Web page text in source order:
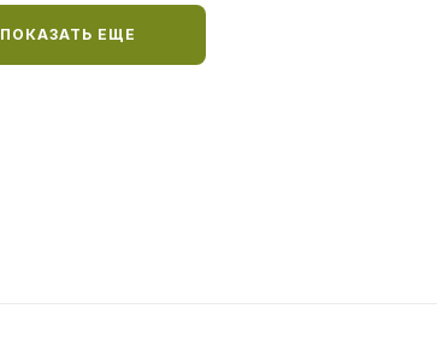
ПОКАЗАТЬ ЕЩЕ